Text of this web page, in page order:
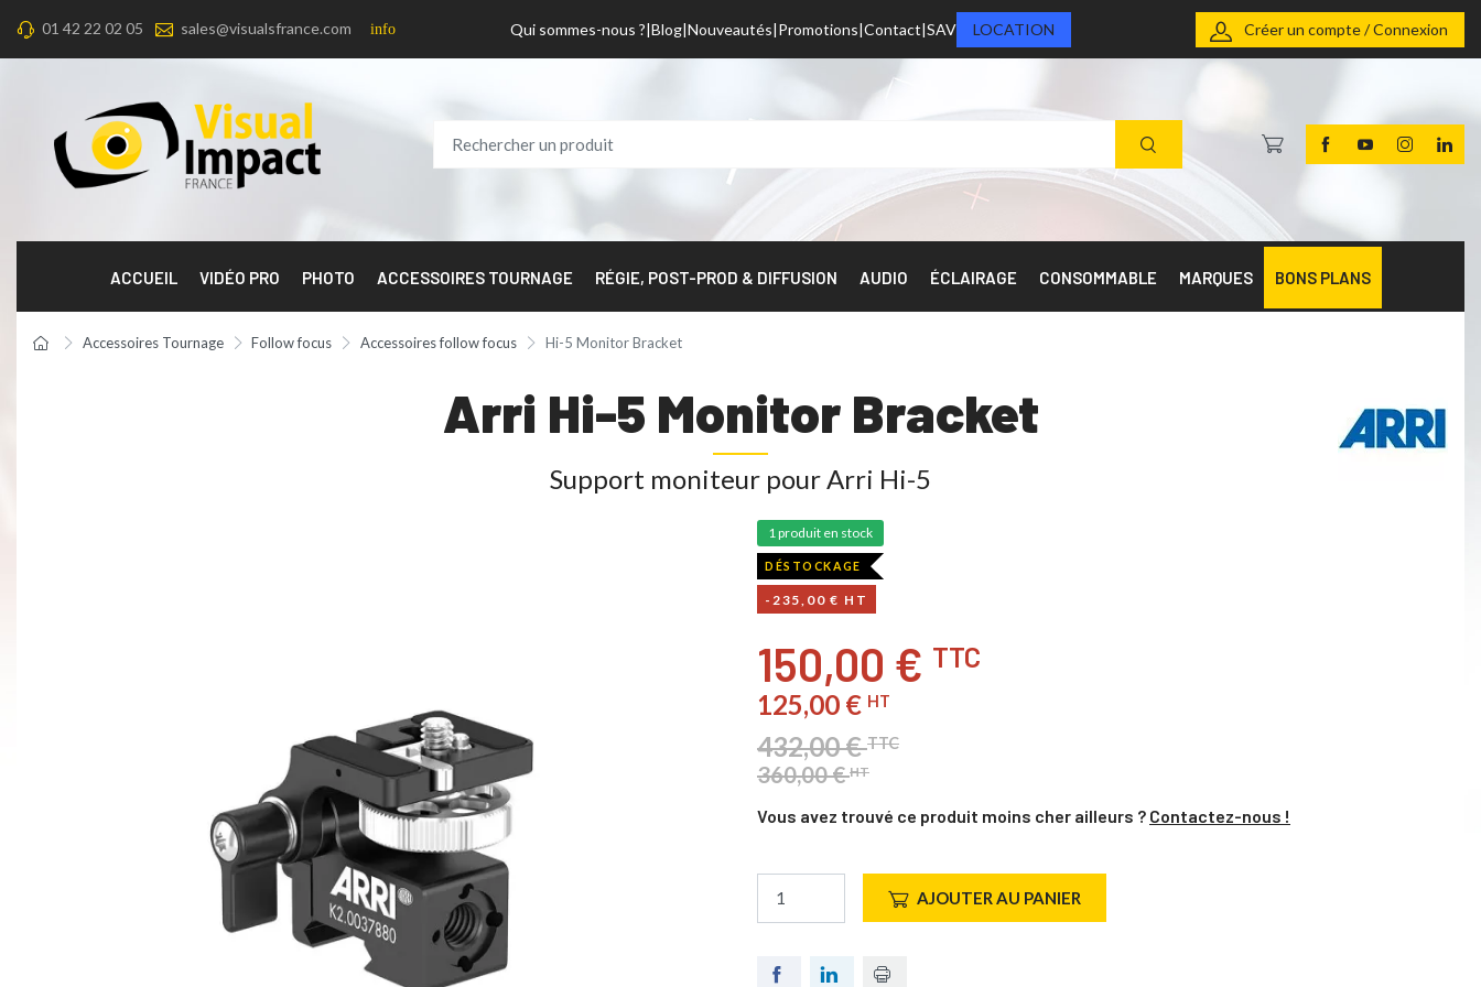
01 42 22 02 05 sales@visualsfrance.com info Qui sommes-nous ? Blog Nouveautés Promotions Contact SAV LOCATION Créer un compte / Connexion
ACCUEIL VIDÉO PRO PHOTO ACCESSOIRES TOURNAGE RÉGIE, POST-PROD & DIFFUSION AUDIO ÉCLAIRAGE CONSOMMABLE MARQUES BONS PLANS
Accessoires Tournage Follow focus Accessoires follow focus Hi-5 Monitor Bracket
Arri Hi-5 Monitor Bracket
Support moniteur pour Arri Hi-5
1 produit en stock
DÉSTOCKAGE
-235,00 € HT
150,00 € TTC
125,00 € HT
432,00 €TTC
360,00 €HT
Vous avez trouvé ce produit moins cher ailleurs ? Contactez-nous !
AJOUTER AU PANIER